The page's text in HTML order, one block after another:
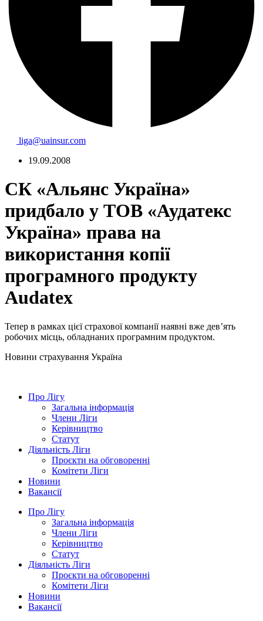
liga@uainsur.com
19.09.2008
СК «Альянс Україна»
придбало у ТОВ «Аудатекс
Україна» права на
використання копії
програмного продукту
Audatex
Тепер в рамках цієї страхової компанії наявні вже дев’ять
робочих місць, обладнаних програмним продуктом.
Новини страхування Україна
Про Лігу
Загальна інформація
Члени Ліги
Керівництво
Статут
Діяльність Ліги
Проєкти на обговоренні
Комітети Ліги
Новини
Вакансії
Про Лігу
Загальна інформація
Члени Ліги
Керівництво
Статут
Діяльність Ліги
Проєкти на обговоренні
Комітети Ліги
Новини
Вакансії